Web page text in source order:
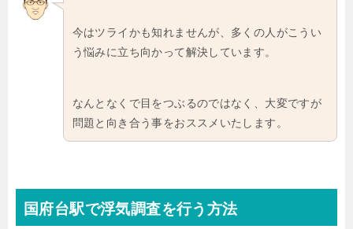
今はツライかも知れませんが、多くの人がこうい
う悩みに立ち向かって解決しています。
なんとなくで目をつぶるのではなく、大変ですが
問題と向き合う事をおススメいたします。
国府台駅で浮気調査を行う方法